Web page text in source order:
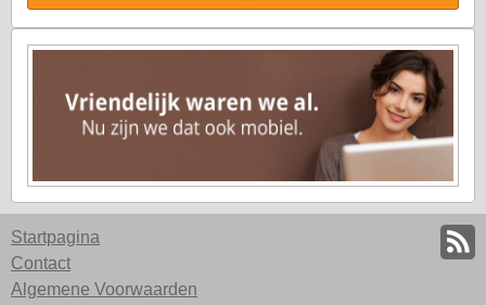
Startpagina
Contact
Algemene Voorwaarden